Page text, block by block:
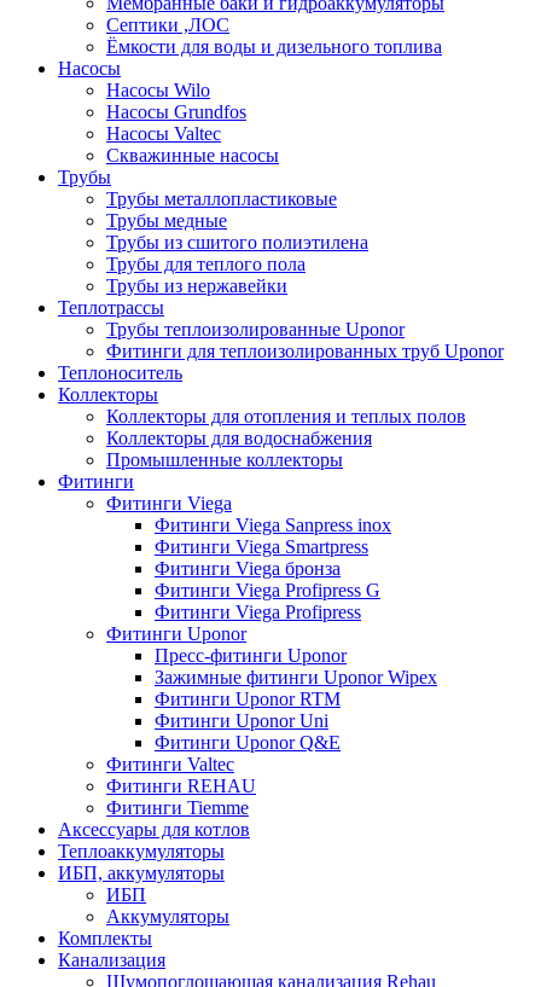
Септики ,ЛОС
Ёмкости для воды и дизельного топлива
Насосы
Насосы Wilo
Насосы Grundfos
Насосы Valtec
Скважинные насосы
Трубы
Трубы металлопластиковые
Трубы медные
Трубы из сшитого полиэтилена
Трубы для теплого пола
Трубы из нержавейки
Теплотрассы
Трубы теплоизолированные Uponor
Фитинги для теплоизолированных труб Uponor
Теплоноситель
Коллекторы
Коллекторы для отопления и теплых полов
Коллекторы для водоснабжения
Промышленные коллекторы
Фитинги
Фитинги Viega
Фитинги Viega Sanpress inox
Фитинги Viega Smartpress
Фитинги Viega бронза
Фитинги Viega Profipress G
Фитинги Viega Profipress
Фитинги Uponor
Пресс-фитинги Uponor
Зажимные фитинги Uponor Wipex
Фитинги Uponor RTM
Фитинги Uponor Uni
Фитинги Uponor Q&E
Фитинги Valtec
Фитинги REHAU
Фитинги Tiemme
Аксессуары для котлов
Теплоаккумуляторы
ИБП, аккумуляторы
ИБП
Аккумуляторы
Комплекты
Канализация
Шумопоглощающая канализация Rehau